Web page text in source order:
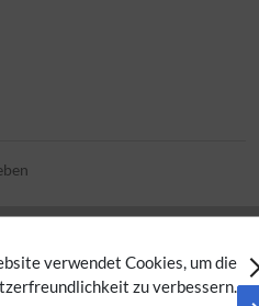
verwendet Cookies, um die
zu verbessern.